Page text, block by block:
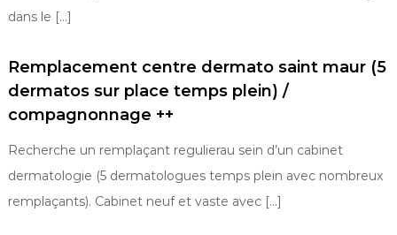
dans le […]
Remplacement centre dermato saint maur (5
dermatos sur place temps plein) /
compagnonnage ++
Recherche un remplaçant regulierau sein d’un cabinet
dermatologie (5 dermatologues temps plein avec nombreux
remplaçants). Cabinet neuf et vaste avec […]